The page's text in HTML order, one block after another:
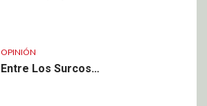
OPINIÓN
Entre Los Surcos…